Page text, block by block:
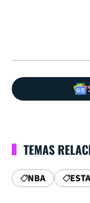
TEMAS
NBA